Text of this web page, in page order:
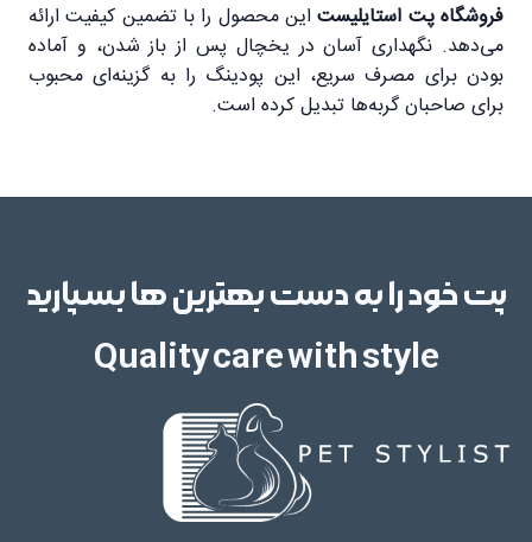
فروشگاه پت استایلیستاین محصول را با تضمین کیفیت ارائه
می‌دهد. نگهداری آسان در یخچال پس از باز شدن، و آماده
بودن برای مصرف سریع، این پودینگ را به گزینه‌ای محبوب
برای صاحبان گربه‌ها تبدیل کرده است.
پت خود را به دست بهترین ها بسپارید
Quality care with style